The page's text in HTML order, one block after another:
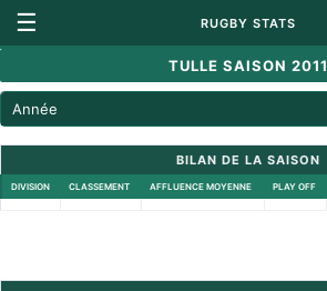
☰ RUGBY STATS
TULLE SAISON 2011
Année
BILAN DE LA SAISON
DIVISION CLASSEMENT AFFLUENCE MOYENNE PLAY OFF